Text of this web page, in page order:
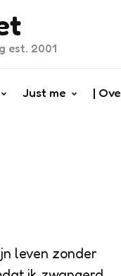
est. 2001
Just me |
leven zonder